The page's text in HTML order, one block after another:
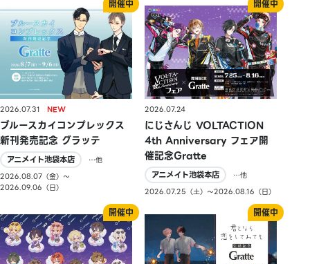
2026.07.31
ブルースカイコンプレックス
新刊発売記念 グラッテ
アニメイト池袋本店
…他
2026.08.07（金）〜
2026.09.06（日）
2026.07.24
にじさんじ VOLTACTION
4th Anniversary フェア開
催記念Gratte
アニメイト池袋本店
…他
2026.07.25（土）〜2026.08.16（日）